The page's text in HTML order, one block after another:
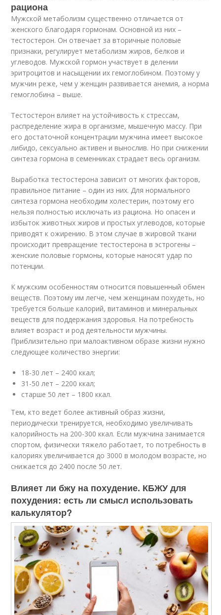
рациона
Мужской метаболизм существенно отличается от
женского благодаря гормонам. Основной из них –
тестостерон. Он отвечает за вторичные половые
признаки, регулирует метаболизм жиров, белков и
углеводов. Мужской гормон участвует в делении
эритроцитов и насыщении их гемоглобином. Поэтому у
мужчин реже, чем у женщин развивается анемия, а норма
гемоглобина – выше.
Тестостерон влияет на устойчивость к стрессам,
распределение жира в организме, мышечную массу. При
его достаточной концентрации мужчина имеет высокое
либидо, сексуально активен и вынослив. Но при снижении
синтеза гормона в семенниках страдает весь организм.
Выработка тестостерона зависит от многих факторов,
правильное питание – один из них. Для нормального
синтеза гормона необходим холестерин, поэтому его
нельзя полностью исключать из рациона. Но опасен и
избыток животных жиров и простых углеводов, которые
приводят к ожирению. В этом случае в жировой ткани
происходит превращение тестостерона в эстрогены –
женские половые гормоны, которые наносят удар по
потенции.
К мужским особенностям относится повышенный обмен
веществ. Поэтому им легче, чем женщинам похудеть, но
требуется больше калорий, витаминов и минеральных
веществ для поддержания здоровья. На потребность
влияет возраст и род деятельности мужчины.
Приблизительно при малоактивном образе жизни нужно
следующее количество энергии:
18-30 лет – 2400 ккал;
31-50 лет – 2200 ккал;
старше 50 лет – 1800 ккал.
Тем, кто ведет более активный образ жизни,
периодически тренируется, необходимо увеличивать
калорийность на 200-300 ккал. Если мужчина занимается
спортом, физически тяжело работает, то потребность в
калориях увеличивается до 3000 в молодом возрасте, но
снижается до 2400 после 50 лет.
Влияет ли бжу на похудение. КБЖУ для
похудения: есть ли смысл использовать
калькулятор?